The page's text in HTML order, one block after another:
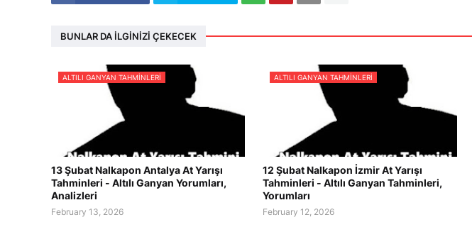
BUNLAR DA İLGINIZI ÇEKECEK
ALTILI GANYAN TAHMINLERI
13 Şubat Nalkapon Antalya At Yarışı
Tahminleri - Altılı Ganyan Yorumları,
Analizleri
February 13, 2026
ALTILI GANYAN TAHMINLERI
12 Şubat Nalkapon İzmir At Yarışı
Tahminleri - Altılı Ganyan Tahminleri,
Yorumları
February 12, 2026